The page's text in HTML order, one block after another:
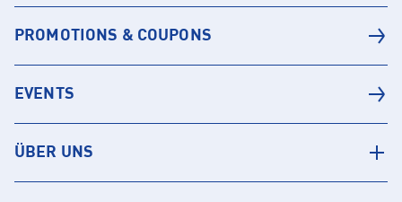
PROMOTIONS & COUPONS
EVENTS
ÜBER UNS